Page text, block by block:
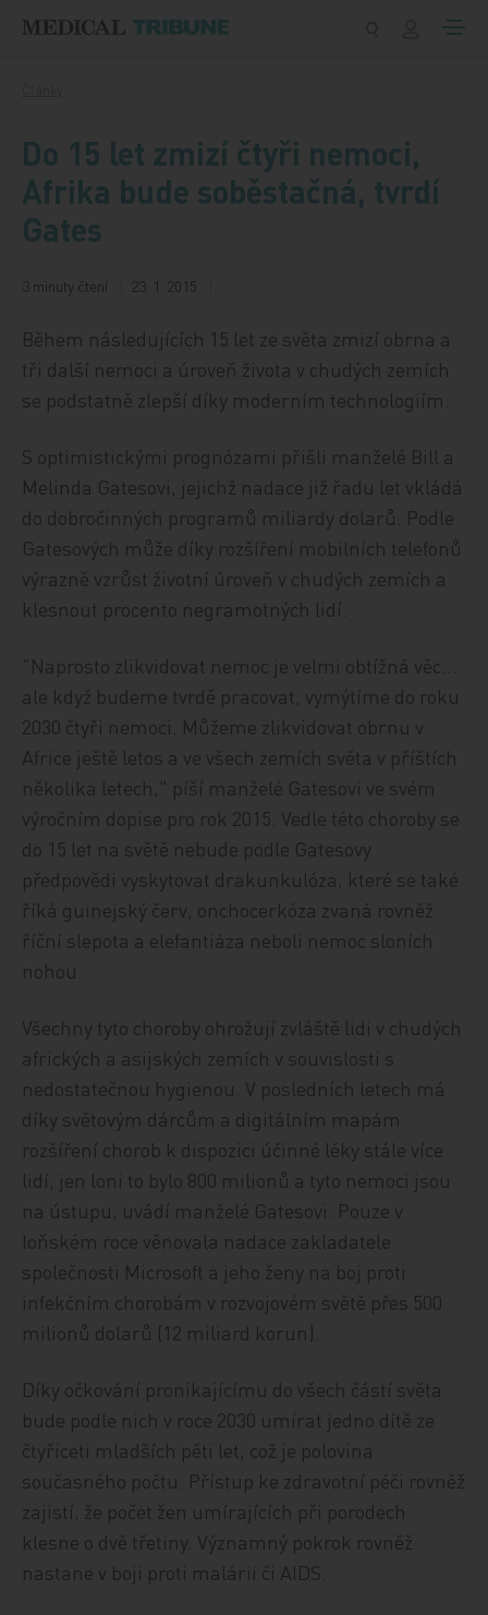
Do 15 let zmizí čtyři nemoci,
Afrika bude soběstačná, tvrdí
Gates
3 minuty čtení 23. 1. 2015
Během následujících 15 let ze světa zmizí obrna a
tři další nemoci a úroveň života v chudých zemích
se podstatně zlepší díky moderním technologiím.
S optimistickými prognózami přišli manželé Bill a
Melinda Gatesovi, jejichž nadace již řadu let vkládá
do dobročinných programů miliardy dolarů. Podle
Gatesových může díky rozšíření mobilních telefonů
výrazně vzrůst životní úroveň v chudých zemích a
klesnout procento negramotných lidí.
"Naprosto zlikvidovat nemoc je velmi obtížná věc...
ale když budeme tvrdě pracovat, vymýtíme do roku
2030 čtyři nemoci. Můžeme zlikvidovat obrnu v
Africe ještě letos a ve všech zemích světa v příštích
několika letech," píší manželé Gatesovi ve svém
výročním dopise pro rok 2015. Vedle této choroby se
do 15 let na světě nebude podle Gatesovy
předpovědi vyskytovat drakunkulóza, které se také
říká guinejský červ, onchocerkóza zvaná rovněž
říční slepota a elefantiáza neboli nemoc sloních
nohou.
Všechny tyto choroby ohrožují zvláště lidi v chudých
afrických a asijských zemích v souvislosti s
nedostatečnou hygienou. V posledních letech má
díky světovým dárcům a digitálním mapám
rozšíření chorob k dispozici účinné léky stále více
lidí, jen loni to bylo 800 milionů a tyto nemoci jsou
na ústupu, uvádí manželé Gatesovi. Pouze v
loňském roce věnovala nadace zakladatele
společnosti Microsoft a jeho ženy na boj proti
infekčním chorobám v rozvojovém světě přes 500
milionů dolarů (12 miliard korun).
Díky očkování pronikajícímu do všech částí světa
bude podle nich v roce 2030 umírat jedno dítě ze
čtyřiceti mladších pěti let, což je polovina
současného počtu. Přístup ke zdravotní péči rovněž
zajistí, že počet žen umírajících při porodech
klesne o dvě třetiny. Významný pokrok rovněž
nastane v boji proti malárii či AIDS.